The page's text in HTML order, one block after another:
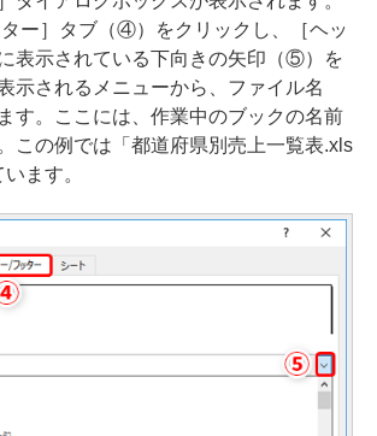
ター］タブ（④）をクリックし、［ヘッ
表示されている下向きの矢印（⑤）を
示されるメニューから、ファイル名
す。ここには、作業中のブックの名前
この例では「都道府県別売上一覧表.xls
ます。